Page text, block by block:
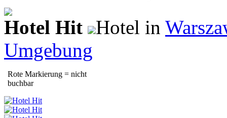
Hotel Hit
Hotel in
Umgebung
Rote Markierung = nicht
buchbar